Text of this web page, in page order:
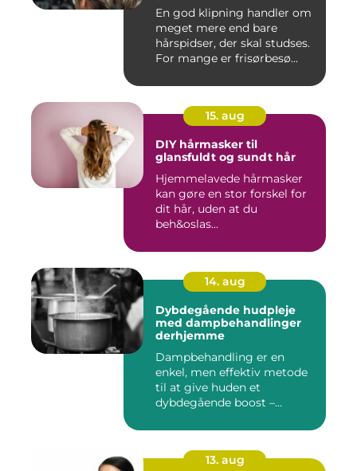
En god klipning handler om
meget mere end bare
hårspidser, der skal studses.
For mange er frisørbesø...
15. aug
DIY hårmasker til
glansfuldt og sundt hår
Hjemmelavede hårmasker
kan gøre en stor forskel for
dit hår, uden at du
beh&oslas...
14. aug
Dybdegående hudpleje
med dampbehandlinger
derhjemme
Dampbehandling er en
enkel, men effektiv metode
til at give huden et
dybdegående boost –...
13. aug